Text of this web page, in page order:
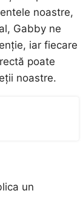
noastre,
Gabby ne
iar fiecare
poate
noastre.
un